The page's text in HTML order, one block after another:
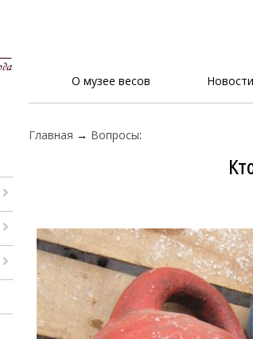
О музее весов Новости
Главная → Вопросы: